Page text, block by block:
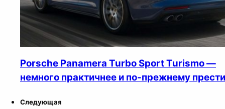
Porsche Panamera Turbo Sport Turismo —
немного практичнее и по-прежнему
Следующая